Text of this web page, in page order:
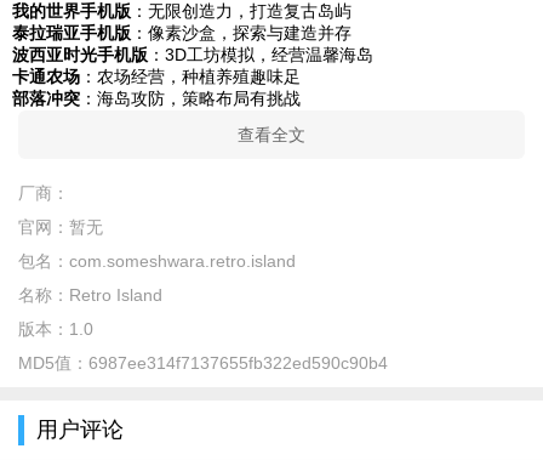
我的世界手机版 ：无限创造力，打造复古岛屿
泰拉瑞亚手机版 ：像素沙盒，探索与建造并存
波西亚时光手机版 ：3D工坊模拟，经营温馨海岛
卡通农场 ：农场经营，种植养殖趣味足
部落冲突 ：海岛攻防，策略布局有挑战
查看全文
厂商：
官网： 暂无
包名： com.someshwara.retro.island
名称： Retro Island
版本： 1.0
MD5值： 6987ee314f7137655fb322ed590c90b4
用户评论